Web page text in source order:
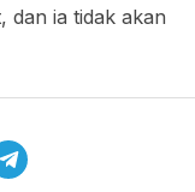
dan ia tidak akan